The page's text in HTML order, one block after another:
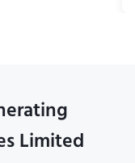
Limited